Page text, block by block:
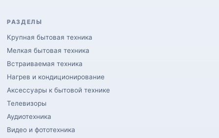
РАЗДЕЛЫ
Крупная бытовая техника
Мелкая бытовая техника
Встраиваемая техника
Нагрев и кондиционирование
Аксессуары к бытовой технике
Телевизоры
Аудиотехника
Видео и фототехника